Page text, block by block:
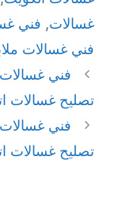
غسالات, فني
فني غسالات
تصليح غسالات
تصليح غسالات